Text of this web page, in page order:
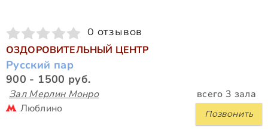
0 отзывов
ОЗДОРОВИТЕЛЬНЫЙ ЦЕНТР
Русский пар
900 - 1500 руб.
Зал Мерлин Монро всего 3 зала
Позвонить
Люблино